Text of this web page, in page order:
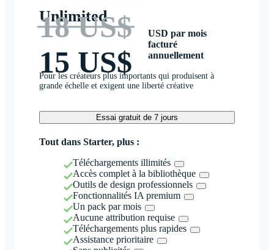
Unlimited
18 US$
15 US$
USD par mois
facturé
annuellement
Pour les créateurs plus importants qui produisent à
grande échelle et exigent une liberté créative
Essai gratuit de 7 jours
Tout dans Starter, plus :
Téléchargements illimités
Accès complet à la bibliothèque
Outils de design professionnels
Fonctionnalités IA premium
Un pack par mois
Aucune attribution requise
Téléchargements plus rapides
Assistance prioritaire